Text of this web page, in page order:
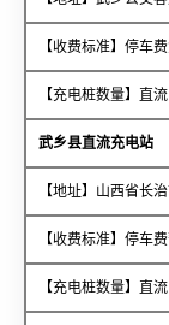
【收费标准】停车
【充电桩数量】直
武乡县直流充电站
【地址】山西省长
【收费标准】停车
【充电桩数量】直